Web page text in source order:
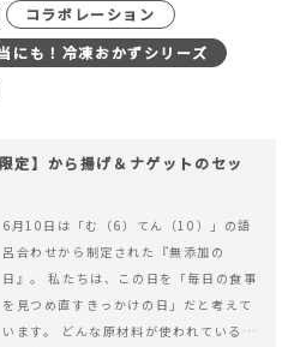
コラボレーション
にも！冷凍おかずシリーズ
定】から揚げ＆ナゲットのセッ
6月10日は「む（6）てん（10）」の語
呂合わせから制定された『無添加の
日』。 私たちは、この日を「毎日の食事
を見つめ直すきっかけの日」だと考えて
います。 どんな原材料が使われているの